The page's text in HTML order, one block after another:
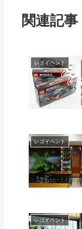
関連記事
レゴイベント
レゴイベント
レゴイベント